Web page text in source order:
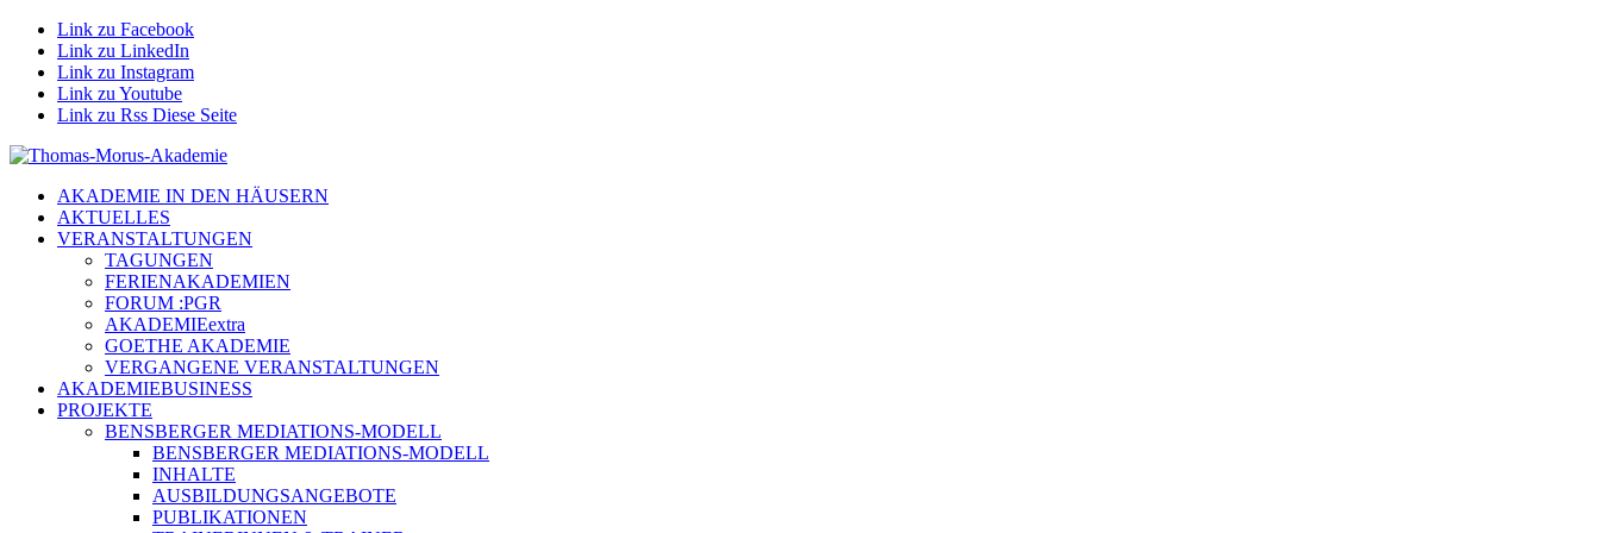
Link zu Facebook
Link zu LinkedIn
Link zu Instagram
Link zu Youtube
Link zu Rss Diese Seite
AKADEMIE IN DEN HÄUSERN
AKTUELLES
VERANSTALTUNGEN
TAGUNGEN
FERIENAKADEMIEN
FORUM :PGR
AKADEMIEextra
GOETHE AKADEMIE
VERGANGENE VERANSTALTUNGEN
AKADEMIEBUSINESS
PROJEKTE
BENSBERGER MEDIATIONS-MODELL
BENSBERGER MEDIATIONS-MODELL
INHALTE
AUSBILDUNGSANGEBOTE
PUBLIKATIONEN